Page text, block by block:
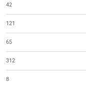
42
121
65
312
8